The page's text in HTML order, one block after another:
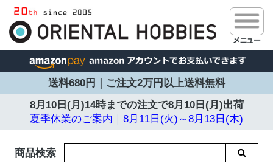
送料680円｜ご注文2万円以上送料無料
8月10日(月)14時までの注文で8月10日(月)出荷
夏季休業のご案内｜8月11日(火)～8月13日(木)
商品検索